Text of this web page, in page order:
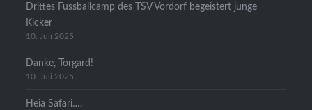
Drittes Fussballcamp des TSV Vordorf begeistert junge
Kicker
10. Juli 2025
Danke, Torgard!
10. Juli 2025
Heia Safari….